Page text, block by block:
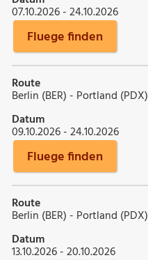
07.10.2026 - 24.10.2026
Fluege finden
Route
Berlin (BER) - Portland (PDX)
Datum
09.10.2026 - 24.10.2026
Fluege finden
Route
Berlin (BER) - Portland (PDX)
Datum
13.10.2026 - 20.10.2026